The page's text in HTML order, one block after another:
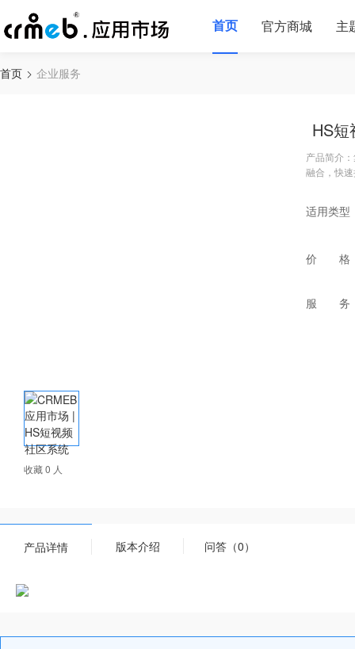
首页 官方商城 主
首页 企业服务
收藏 0 人
HS
产品简介
融合，快
适用类型
价 格
服 务
产品详情 版本介绍 问答（0）